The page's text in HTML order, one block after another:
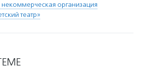
организация
театр»